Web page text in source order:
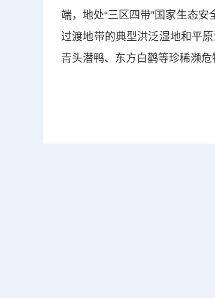
端，地处“三区四带”国家生态
过渡地带的典型洪泛湿地和平
青头潜鸭、东方白鹳等珍稀濒危